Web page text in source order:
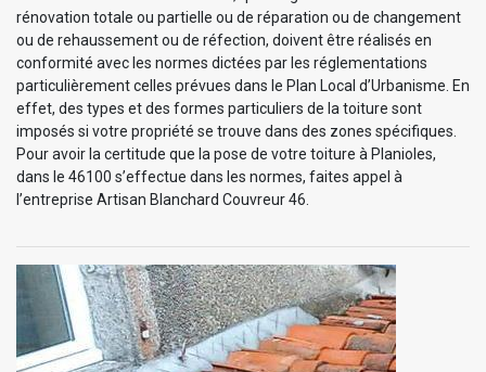
rénovation totale ou partielle ou de réparation ou de changement
ou de rehaussement ou de réfection, doivent être réalisés en
conformité avec les normes dictées par les réglementations
particulièrement celles prévues dans le Plan Local d’Urbanisme. En
effet, des types et des formes particuliers de la toiture sont
imposés si votre propriété se trouve dans des zones spécifiques.
Pour avoir la certitude que la pose de votre toiture à Planioles,
dans le 46100 s’effectue dans les normes, faites appel à
l’entreprise Artisan Blanchard Couvreur 46.